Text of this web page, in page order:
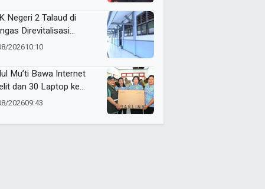
Negeri 2 Talaud di
Direvitalisasi
21 Tahun, Pendidikan
202610:10
Mu’ti Bawa Internet
dan 30 Laptop ke
Pendidikan di Ujung
202609:43